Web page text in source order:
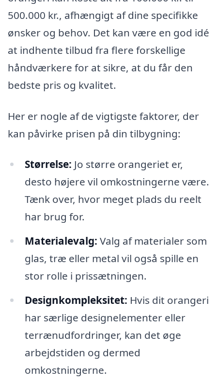
500.000 kr., afhængigt af dine specifikke
ønsker og behov. Det kan være en god idé
at indhente tilbud fra flere forskellige
håndværkere for at sikre, at du får den
bedste pris og kvalitet.
Her er nogle af de vigtigste faktorer, der
kan påvirke prisen på din tilbygning:
Størrelse: Jo større orangeriet er,
desto højere vil omkostningerne være.
Tænk over, hvor meget plads du reelt
har brug for.
Materialevalg: Valg af materialer som
glas, træ eller metal vil også spille en
stor rolle i prissætningen.
Designkompleksitet: Hvis dit orangeri
har særlige designelementer eller
terrænudfordringer, kan det øge
arbejdstiden og dermed
omkostningerne.